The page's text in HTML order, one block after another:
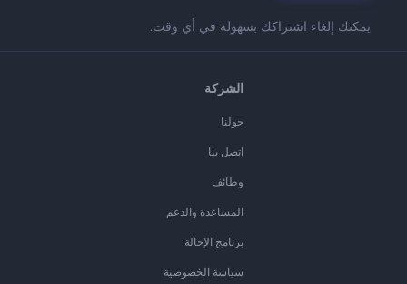
يمكنك إلغاء اشتراكك بسهولة في أي وقت.
الشركة
حولنا
اتصل بنا
وظائف
المساعدة والدعم
برنامج الإحالة
سياسة الخصوصية